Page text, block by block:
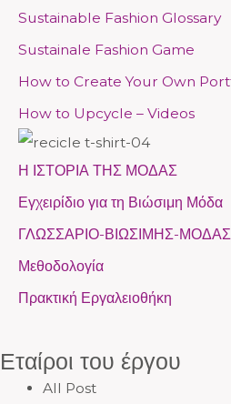
Sustainable Fashion Glossary
Sustainale Fashion Game
How to Create Your Own
How to Upcycle – Videos
Η ΙΣΤΟΡΙΑ ΤΗΣ ΜΟΔΑΣ
Εγχειρίδιο για τη Βιώσιμη Μόδα
ΓΛΩΣΣΑΡΙΟ-ΒΙΩΣΙΜΗΣ-ΜΟΔΑΣ
Μεθοδολογία
Πρακτική Εργαλειοθήκη
Εταίροι του έργου
All Post